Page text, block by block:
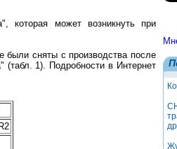
может возникнуть при
сняты с производства после
(табл. 1). Подробности в Интернет